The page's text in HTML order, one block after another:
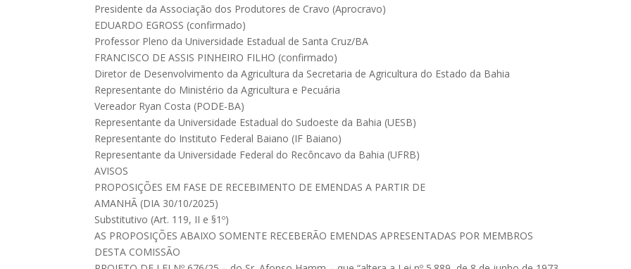
Presidente da Associação dos Produtores de Cravo (Aprocravo)
EDUARDO EGROSS (confirmado)
Professor Pleno da Universidade Estadual de Santa Cruz/BA
FRANCISCO DE ASSIS PINHEIRO FILHO (confirmado)
Diretor de Desenvolvimento da Agricultura da Secretaria de Agricultura do Estado da Bahia
Representante do Ministério da Agricultura e Pecuária
Vereador Ryan Costa (PODE-BA)
Representante da Universidade Estadual do Sudoeste da Bahia (UESB)
Representante do Instituto Federal Baiano (IF Baiano)
Representante da Universidade Federal do Recôncavo da Bahia (UFRB)
AVISOS
PROPOSIÇÕES EM FASE DE RECEBIMENTO DE EMENDAS A PARTIR DE
AMANHÃ (DIA 30/10/2025)
Substitutivo (Art. 119, II e §1º)
AS PROPOSIÇÕES ABAIXO SOMENTE RECEBERÃO EMENDAS APRESENTADAS POR MEMBROS
DESTA COMISSÃO